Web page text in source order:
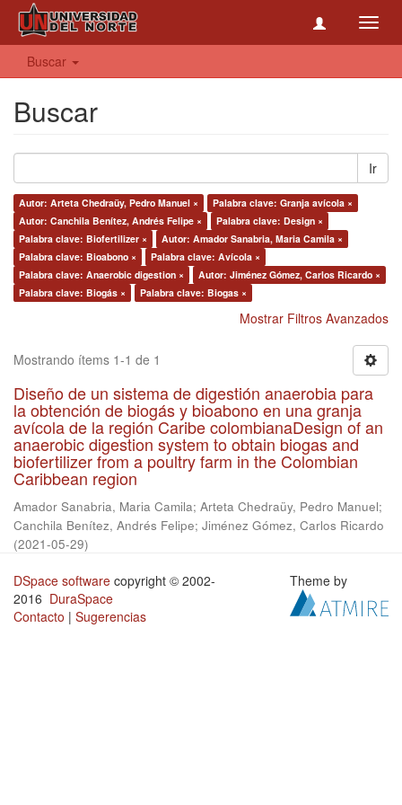
Buscar
Buscar
Ir
Autor: Arteta Chedraüy, Pedro Manuel ×
Palabra clave: Granja avícola ×
Autor: Canchila Benítez, Andrés Felipe ×
Palabra clave: Design ×
Palabra clave: Biofertilizer ×
Autor: Amador Sanabria, Maria Camila ×
Palabra clave: Bioabono ×
Palabra clave: Avícola ×
Palabra clave: Anaerobic digestion ×
Autor: Jiménez Gómez, Carlos Ricardo ×
Palabra clave: Biogás ×
Palabra clave: Biogas ×
Mostrar Filtros Avanzados
Mostrando ítems 1-1 de 1
Diseño de un sistema de digestión anaerobia para
la obtención de biogás y bioabono en una granja
avícola de la región Caribe colombianaDesign of an
anaerobic digestion system to obtain biogas and
biofertilizer from a poultry farm in the Colombian
Caribbean region
Amador Sanabria, Maria Camila; Arteta Chedraüy, Pedro Manuel;
Canchila Benítez, Andrés Felipe; Jiménez Gómez, Carlos Ricardo
(2021-05-29)
DSpace software copyright © 2002-
2016 DuraSpace
Contacto | Sugerencias
Theme by